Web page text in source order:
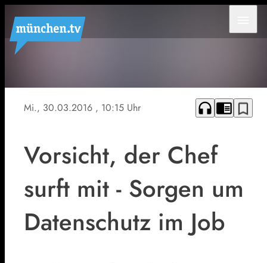
Mi., 30.03.2016 , 10:15 Uhr headphones chrome_reader_mode bookmark_border
Vorsicht, der Chef
surft mit - Sorgen um
Datenschutz im Job